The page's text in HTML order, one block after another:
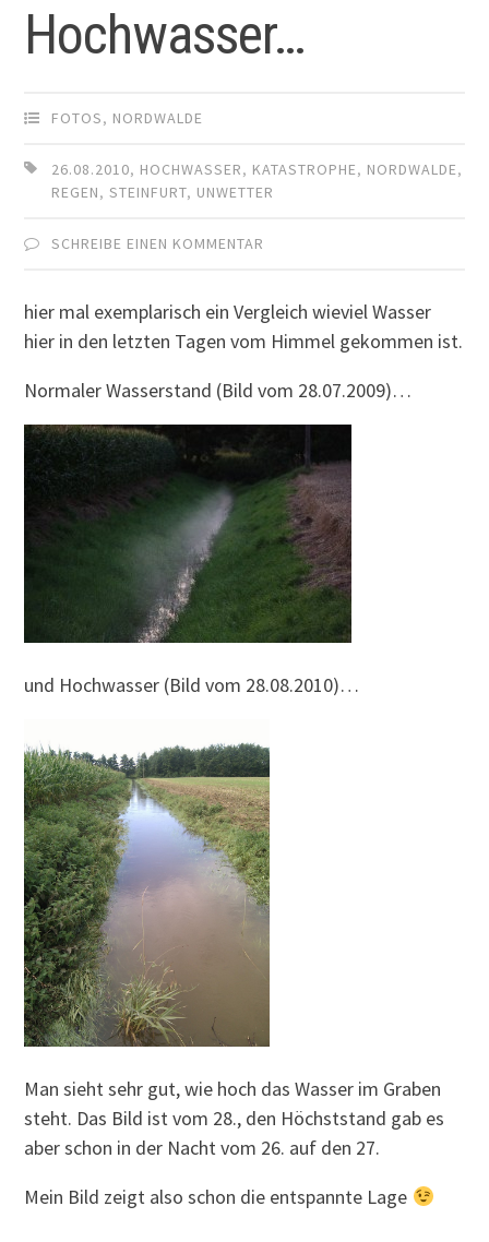
Hochwasser…
FOTOS, NORDWALDE
26.08.2010, HOCHWASSER, KATASTROPHE, NORDWALDE,
REGEN,STEINFURT, UNWETTER
SCHREIBE EINEN KOMMENTAR
hier mal exemplarisch ein Vergleich wieviel Wasser
hier in den letzten Tagen vom Himmel gekommen ist.
Normaler Wasserstand (Bild vom 28.07.2009)…
und Hochwasser (Bild vom 28.08.2010)…
Man sieht sehr gut, wie hoch das Wasser im Graben
steht. Das Bild ist vom 28., den Höchststand gab es
aber schon in der Nacht vom 26. auf den 27.
Mein Bild zeigt also schon die entspannte Lage